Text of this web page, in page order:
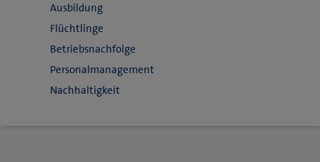
Ausbildung
Flüchtlinge
Betriebsnachfolge
Personalmanagement
Nachhaltigkeit